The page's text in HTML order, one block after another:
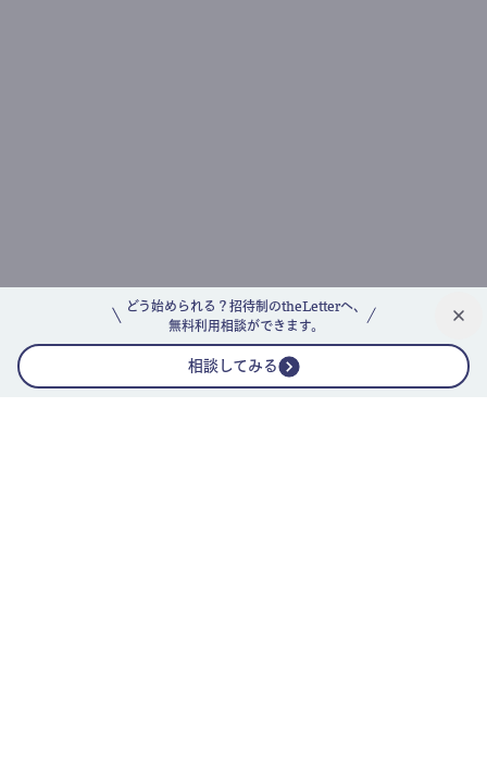
どう始められる？招待制のtheLetterへ、
無料利用相談ができます。
相談してみる